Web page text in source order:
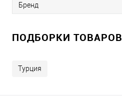
Бренд
ПОДБОРКИ ТОВАРОВ
Турция